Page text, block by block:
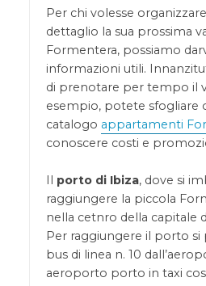
Per chi volesse
dettaglio la sua prossima
Formentera, possiamo
informazioni utili.
di prenotare per tempo il
esempio, potete sfogliare
catalogo appartamenti
conoscere costi e
Il porto di Ibiza, dove si
raggiungere la piccola
nella cetnro della capitale
Per raggiungere il porto si
bus di linea n. 10
aeroporto porto in taxi